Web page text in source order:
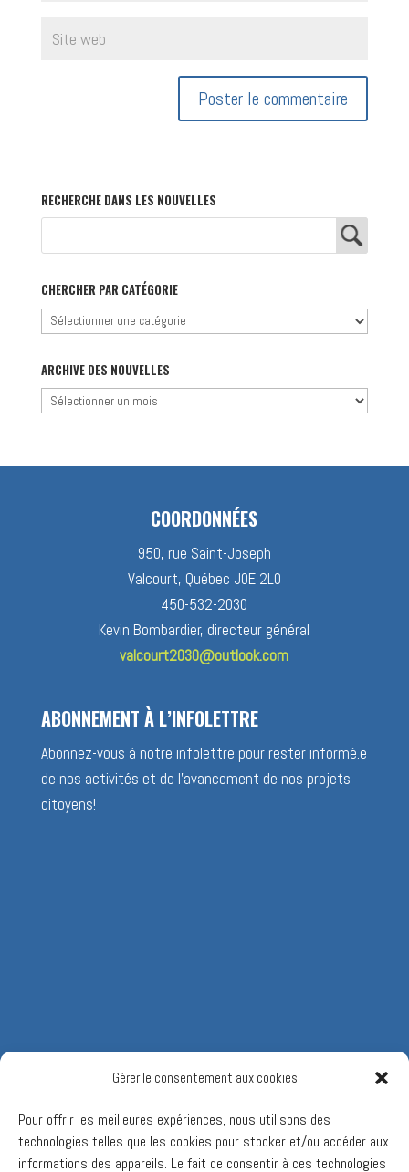
Gérer le consentement aux cookies
Pour offrir les meilleures expériences, nous utilisons des
technologies telles que les cookies pour stocker et/ou accéder aux
informations des appareils. Le fait de consentir à ces technologies
RECHERCHE DANS LES NOUVELLES
CHERCHER PAR CATÉGORIE
Chercher
catégorie
ARCHIVE DES NOUVELLES
Archive
COORDONNÉES
950, rue Saint-Joseph
Valcourt, Québec J0E 2L0
450-532-2030
Kevin Bombardier, directeur général
valcourt2030@outlook.com
ABONNEMENT À L’INFOLETTRE
Abonnez-vous à notre infolettre pour rester informé.e
de nos activités et de l’avancement de nos projets
citoyens!